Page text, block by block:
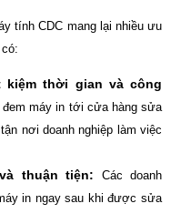
tính CDC mang lại nhiều ưu
kiệm thời gian và công
đem máy in tới cửa hàng sửa
nơi doanh nghiệp làm việc
thuận tiện: Các doanh
in ngay sau khi được sửa